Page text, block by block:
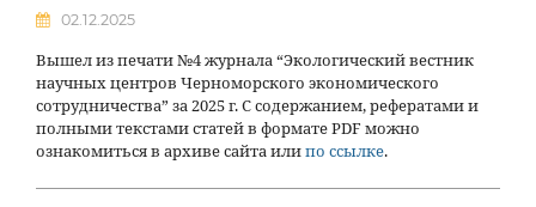
02.12.2025
Вышел из печати №4 журнала “Экологический вестник
научных центров Черноморского экономического
сотрудничества” за 2025 г. С содержанием, рефератами и
полными текстами статей в формате PDF можно
ознакомиться в архиве сайта илипо ссылке.